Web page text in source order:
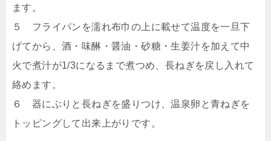
ます。
５ フライパンを濡れ布巾の上に載せて温度を一旦下
げてから、酒・味醂・醤油・砂糖・生姜汁を加えて中
火で煮汁が1/3になるまで煮つめ、長ねぎを戻し入れて
絡めます。
６ 器にぶりと長ねぎを盛りつけ、温泉卵と青ねぎを
トッピングして出来上がりです。